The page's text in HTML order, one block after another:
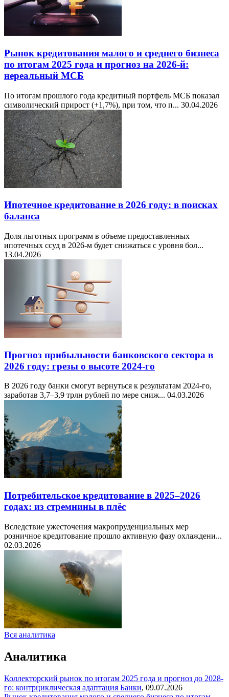
Рынок кредитования малого и среднего бизнеса
по итогам 2025 года и прогноз на 2026-й:
нереальный МСБ
По итогам прошлого года кредитный портфель МСБ показал
символический прирост (+1,7%), при том, что п... 30.04.2026
Ипотечное кредитование в 2026 году: в поисках
баланса
Доля льготных программ в объеме предоставленных
ипотечных ссуд в 2026-м будет снижаться с уровня бол...
13.04.2026
Прогноз прибыльности банковского сектора в
2026 году: грезы о высоте 2024-го
В 2026 году банки смогут вернуться к результатам 2024-го,
заработав 3,7–3,9 трлн рублей по мере сниж... 04.03.2026
Потребительское кредитование в 2025–2026
годах: из стремнины в плёс
Вследствие ужесточения макропруденциальных мер
розничное кредитование прошло активную фазу охлаждени...
02.03.2026
Вся аналитика
Аналитика
Коллекторский рынок по итогам 2025 года и прогноз до 2028-
го: контрциклическая адаптация Банки, 09.07.2026